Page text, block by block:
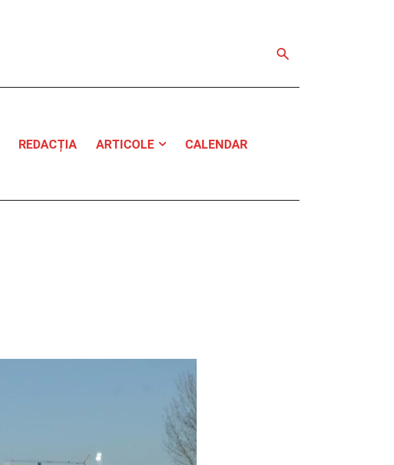
REDACȚIA ARTICOLE CALENDAR